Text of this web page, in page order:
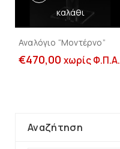
καλάθι
Αναλόγιο “Μοντέρνο”
€470,00 χωρίς Φ.Π.Α.
Αναζήτηση